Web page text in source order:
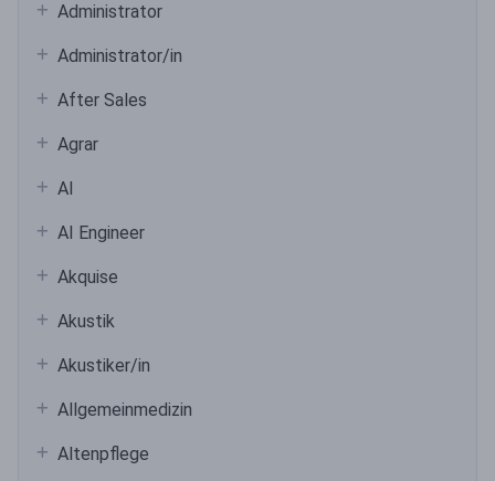
Administrator
Administrator/in
After Sales
Agrar
AI
AI Engineer
Akquise
Akustik
Akustiker/in
Allgemeinmedizin
Altenpflege